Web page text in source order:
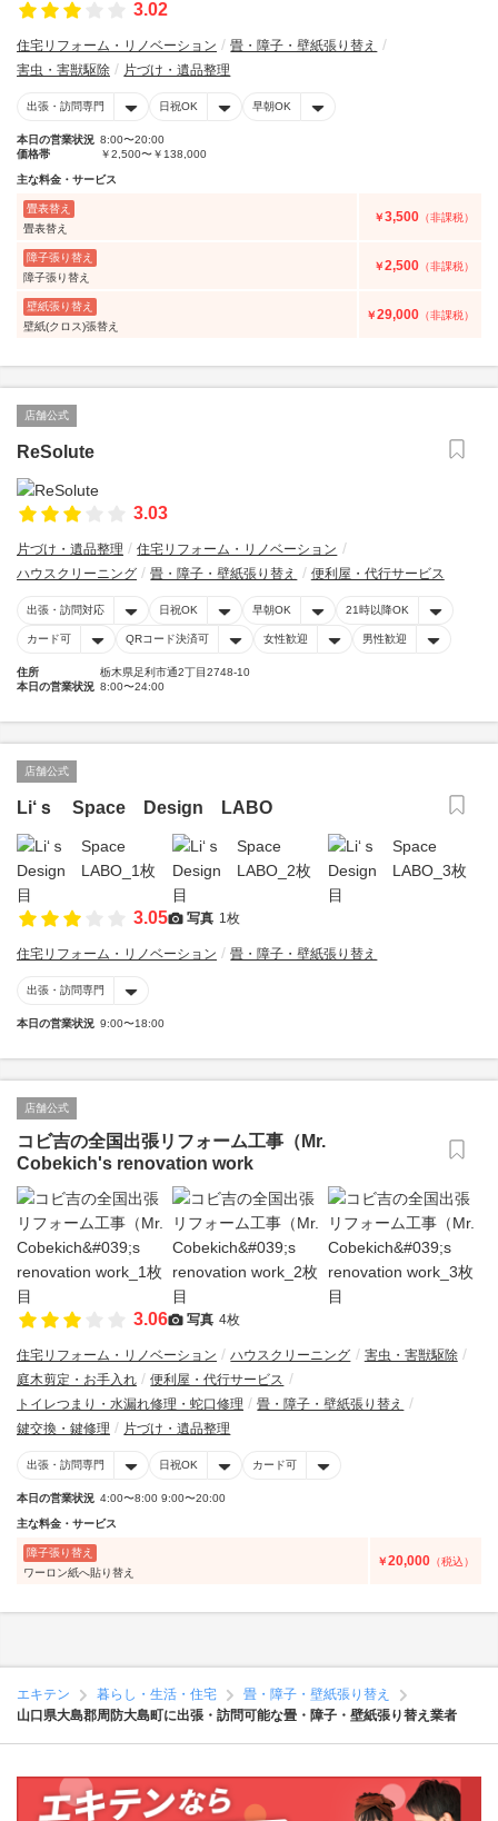
3.02
住宅リフォーム・リノベーション
畳・障子・壁紙張り替え
害虫・害獣駆除
片づけ・遺品整理
出張・訪問専門 日祝OK 早朝OK
本日の営業状況 8:00〜20:00
価格帯
￥2,500〜￥138,000
主な料金・サービス
畳表替え
畳表替え
￥3,500 （非課税）
障子張り替え
障子張り替え
￥2,500 （非課税）
壁紙張り替え
壁紙(クロス)張替え
￥29,000 （非課税）
店舗公式
ReSolute
3.03
片づけ・遺品整理
住宅リフォーム・リノベーション
ハウスクリーニング
畳・障子・壁紙張り替え 便利屋・代行サービス
出張・訪問対応 日祝OK 早朝OK 21時以降OK
カード可 QRコード決済可 女性歓迎 男性歓迎
住所
栃木県足利市通2丁目2748-10
本日の営業状況 8:00〜24:00
店舗公式
Li‘ｓ Space Design LABO
3.05 写真 1枚
住宅リフォーム・リノベーション 畳・障子・壁紙張り替え
出張・訪問専門
本日の営業状況 9:00〜18:00
店舗公式
コビ吉の全国出張リフォーム工事（Mr.
Cobekich's renovation work
3.06 写真 4枚
住宅リフォーム・リノベーション ハウスクリーニング
害虫・害獣駆除
庭木剪定・お手入れ
便利屋・代行サービス
トイレつまり・水漏れ修理・蛇口修理
畳・障子・壁紙張り替え
鍵交換・鍵修理
片づけ・遺品整理
出張・訪問専門 日祝OK カード可
本日の営業状況 4:00〜8:00 9:00〜20:00
主な料金・サービス
障子張り替え
ワーロン紙へ貼り替え
￥20,000 （税込）
エキテン 暮らし・生活・住宅
畳・障子・壁紙張り替え
山口県大島郡周防大島町に出張・訪問可能な畳・障子・壁紙張り替え業者